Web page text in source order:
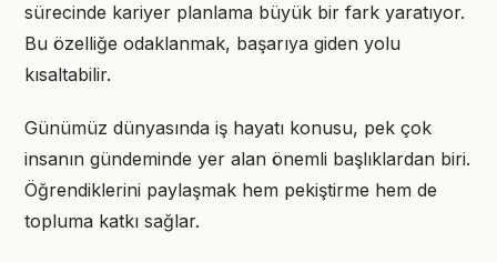
sürecinde kariyer planlama büyük bir fark yaratıyor.
Bu özelliğe odaklanmak, başarıya giden yolu
kısaltabilir.
Günümüz dünyasında iş hayatı konusu, pek çok
insanın gündeminde yer alan önemli başlıklardan biri.
Öğrendiklerini paylaşmak hem pekiştirme hem de
topluma katkı sağlar.